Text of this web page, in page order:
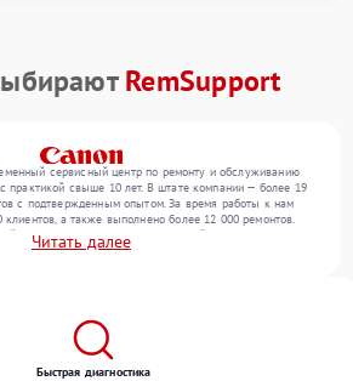
RemSupport
сервисный центр по ремонту и обслуживанию
практикой свыше 10 лет. В штате компании — более 19
с подтвержденным опытом. За время работы к нам
клиентов, а также выполнено более 12 000 ремонтов.
центр поступает более 300 устройств, включая , ,
ремонт различного уровня сложности и предлагаем
Читать далее
Быстрая диагностика